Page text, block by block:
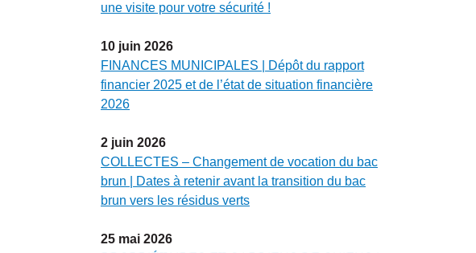
une visite pour votre sécurité !
10 juin 2026
FINANCES MUNICIPALES | Dépôt du rapport
financier 2025 et de l’état de situation financière
2026
2 juin 2026
COLLECTES – Changement de vocation du bac
brun | Dates à retenir avant la transition du bac
brun vers les résidus verts
25 mai 2026